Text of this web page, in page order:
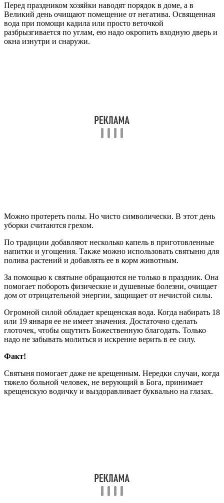
Перед праздником хозяйки наводят порядок в доме, а в
Великий день очищают помещение от негатива. Освященная
вода при помощи кадила или просто веточкой
разбрызгивается по углам, ею надо окропить входную дверь и
окна изнутри и снаружи.
Можно протереть полы. Но чисто символически. В этот день
уборки считаются грехом.
По традиции добавляют несколько капель в приготовленные
напитки и угощения. Также можно использовать святыню для
полива растений и добавлять ее в корм животным.
За помощью к святыне обращаются не только в праздник. Она
помогает побороть физические и душевные болезни, очищает
дом от отрицательной энергии, защищает от нечистой силы.
Огромной силой обладает крещенская вода. Когда набирать 18
или 19 января ее не имеет значения. Достаточно сделать
глоточек, чтобы ощутить Божественную благодать. Только
надо не забывать молиться и искренне верить в ее силу.
Факт!
Святыня помогает даже не крещенным. Нередки случаи, когда
тяжело больной человек, не верующий в Бога, принимает
крещенскую водичку и выздоравливает буквально на глазах.